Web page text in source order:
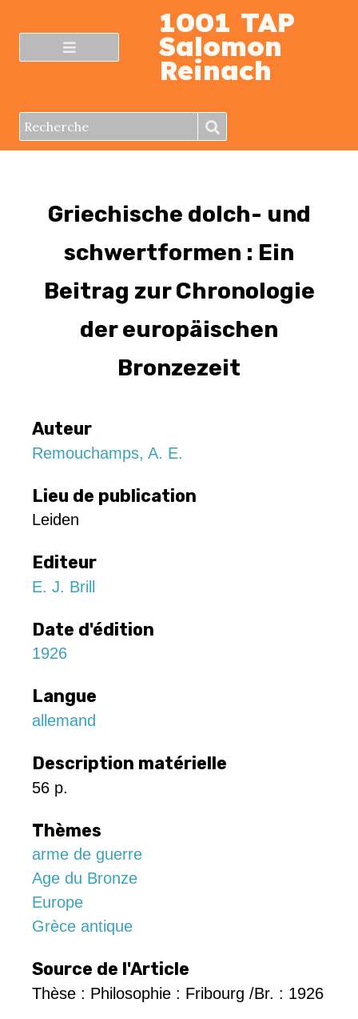
1001 TAP
Salomon
Reinach
Griechische dolch- und
schwertformen : Ein
Beitrag zur Chronologie
der europäischen
Bronzezeit
Auteur
Remouchamps, A. E.
Lieu de publication
Leiden
Editeur
E. J. Brill
Date d'édition
1926
Langue
allemand
Description matérielle
56 p.
Thèmes
arme de guerre
Age du Bronze
Europe
Grèce antique
Source de l'Article
Thèse : Philosophie : Fribourg /Br. : 1926